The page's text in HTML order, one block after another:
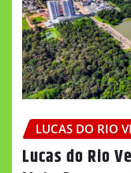
LUCAS DO RIO
Lucas do Rio